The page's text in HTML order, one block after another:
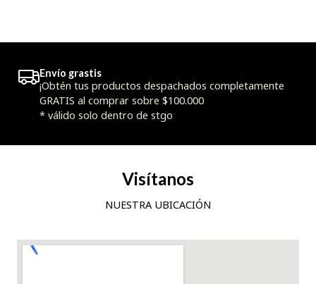
Envío grastis
¡Obtén tus productos despachados completamente
GRATIS al comprar sobre $100.000
* válido solo dentro de stgo
Visítanos
NUESTRA UBICACIÓN